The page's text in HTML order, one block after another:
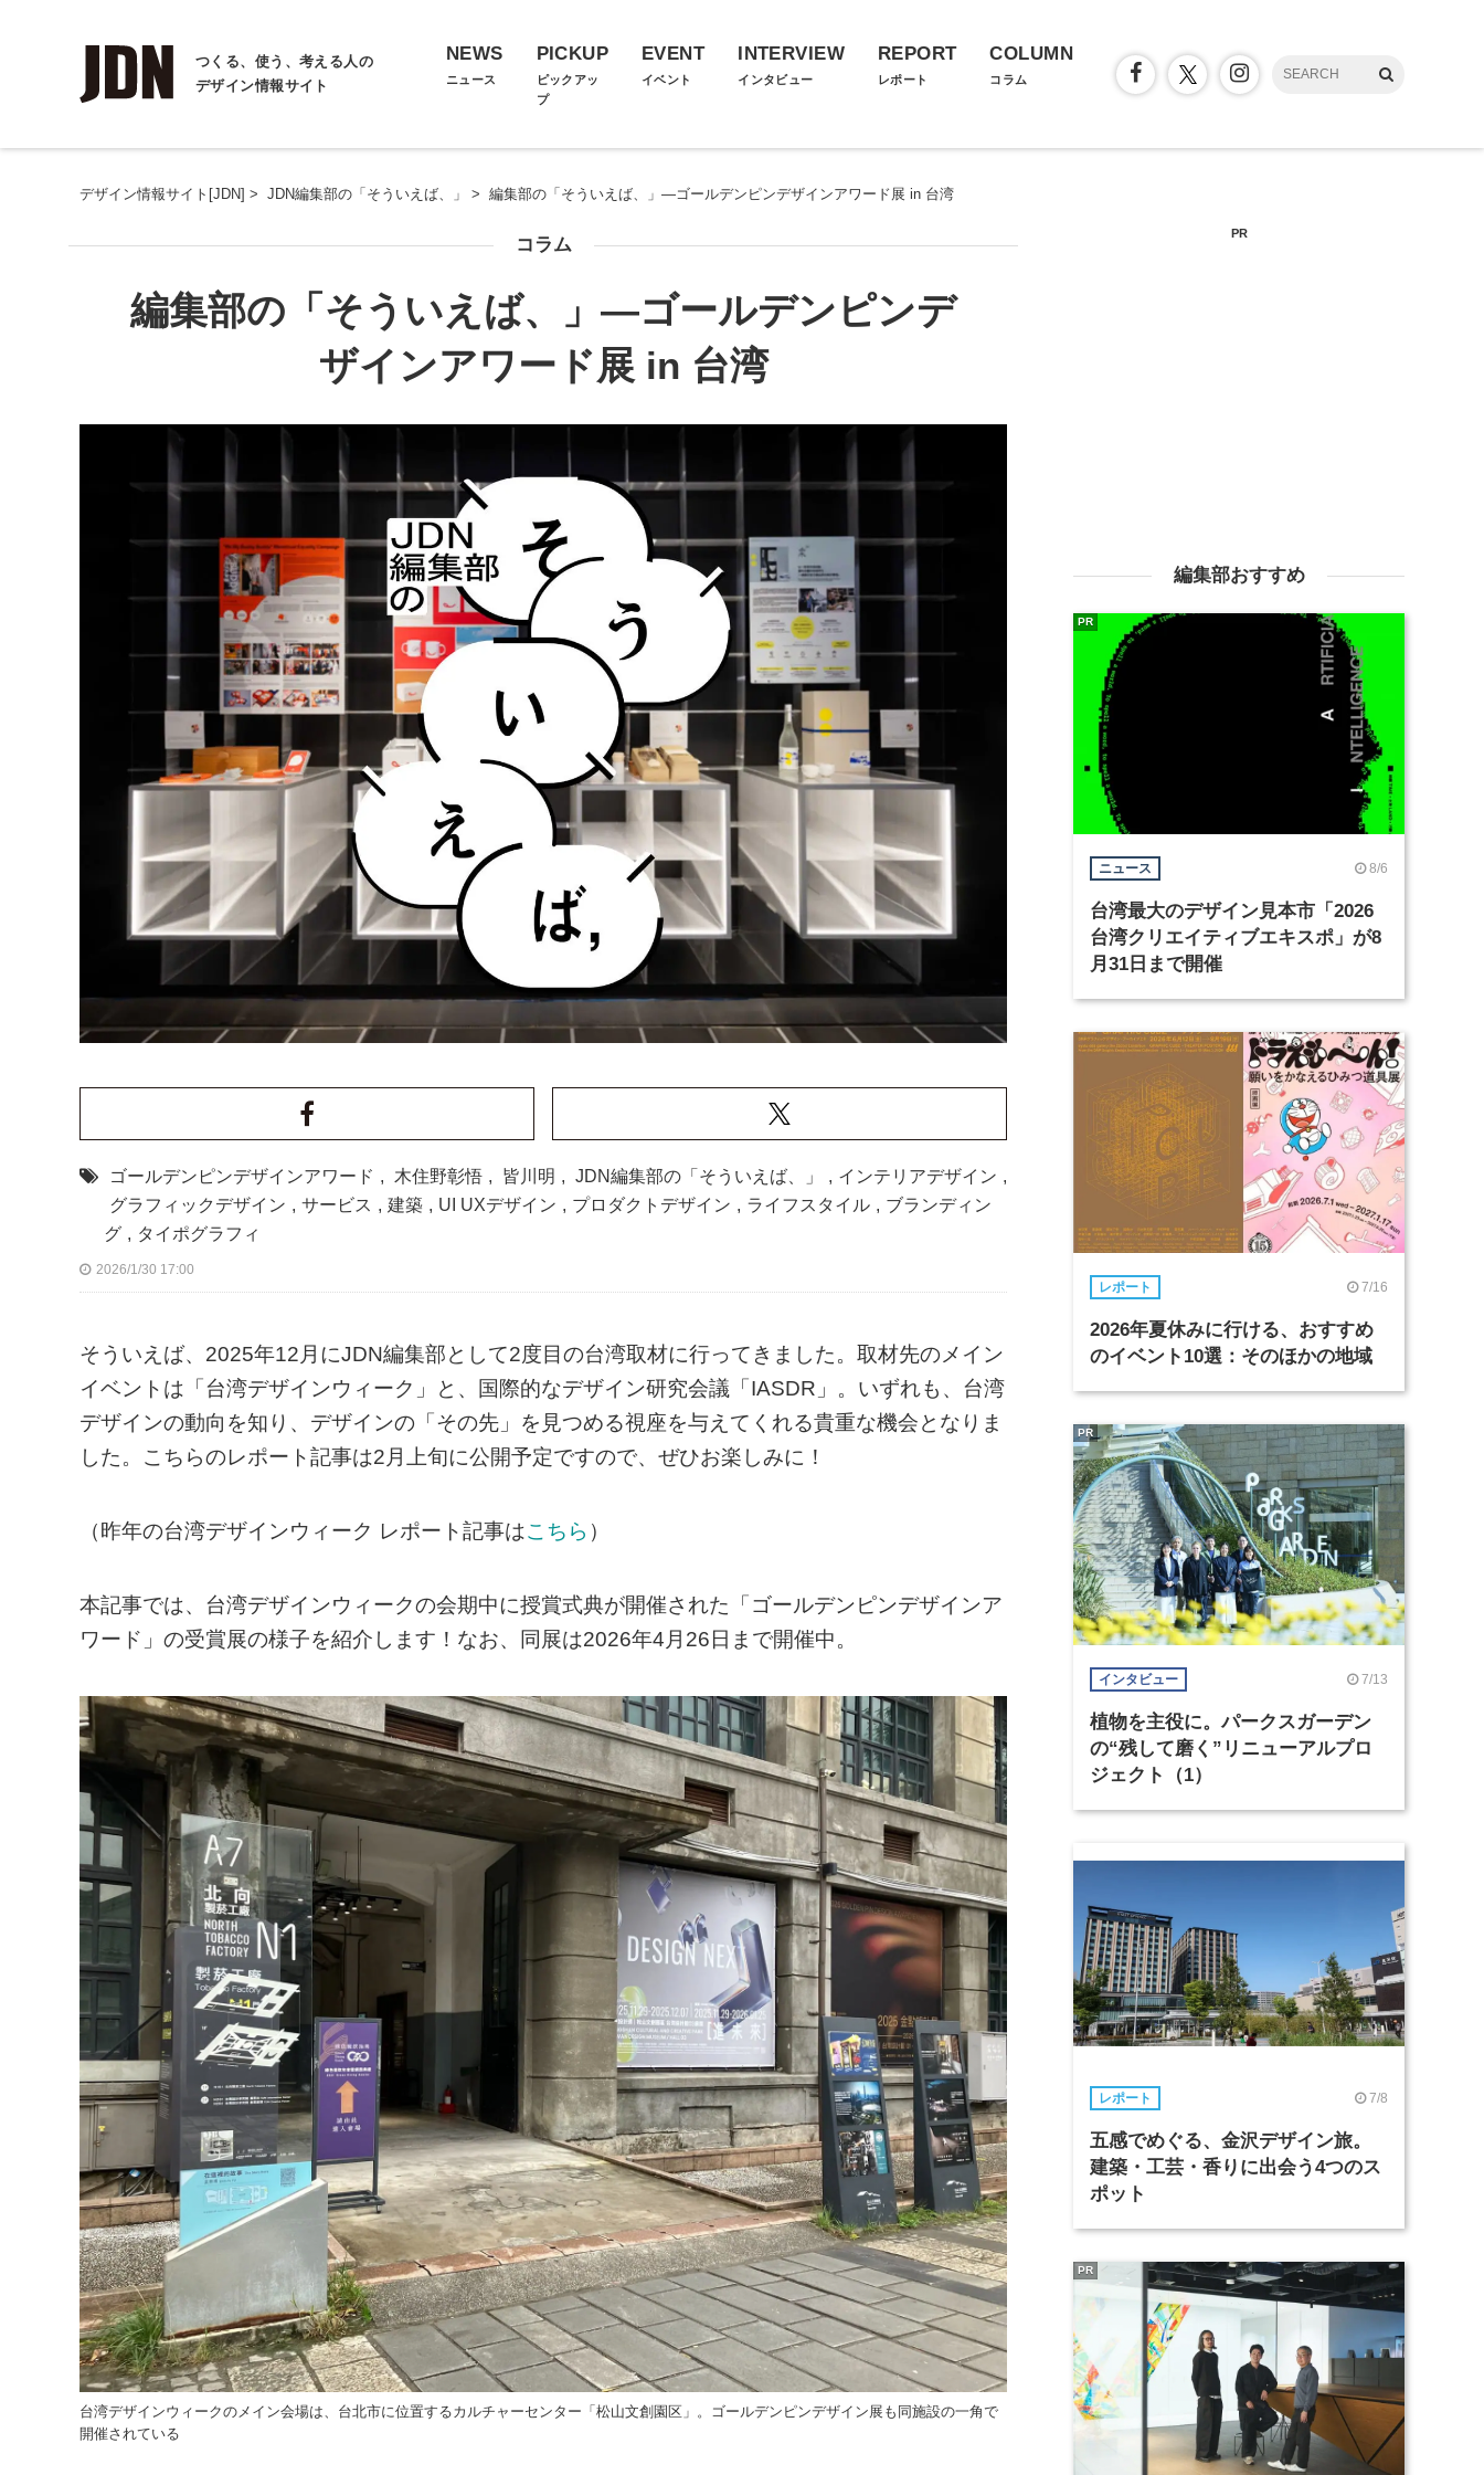
つくる、使う、考える人の
デザイン情報サイト
NEWS
ニュース
PICKUP
ピックアッ
プ
EVENT
イベント
INTERVIEW
インタビュー
REPORT
レポート
COLUMN
コラム
デザイン情報サイト[JDN] > JDN編集部の「そういえば、」 > 編集部の「そういえば、」―ゴールデンピンデザインアワード展 in 台湾
コラム
編集部の「そういえば、」―ゴールデンピンデ
ザインアワード展 in 台湾
ゴールデンピンデザインアワード , 木住野彰悟 , 皆川明 , JDN編集部の「そういえば、」 , インテリアデザイン ,
グラフィックデザイン , サービス , 建築 , UI UXデザイン , プロダクトデザイン , ライフスタイル , ブランディン
グ , タイポグラフィ
2026/1/30 17:00
そういえば、2025年12月にJDN編集部として2度目の台湾取材に行ってきました。取材先のメイン
イベントは「台湾デザインウィーク」と、国際的なデザイン研究会議「IASDR」。いずれも、台湾
デザインの動向を知り、デザインの「その先」を見つめる視座を与えてくれる貴重な機会となりま
した。こちらのレポート記事は2月上旬に公開予定ですので、ぜひお楽しみに！
（昨年の台湾デザインウィーク レポート記事はこちら ）
本記事では、台湾デザインウィークの会期中に授賞式典が開催された「ゴールデンピンデザインア
ワード」の受賞展の様子を紹介します！なお、同展は2026年4月26日まで開催中。
台湾デザインウィークのメイン会場は、台北市に位置するカルチャーセンター「松山文創園区」。ゴールデンピンデザイン展も同施設の一角で
開催されている
PR
編集部おすすめ
ニュース 8/6
台湾最大のデザイン見本市「2026
台湾クリエイティブエキスポ」が8
月31日まで開催
PR
レポート 7/16
2026年夏休みに行ける、おすすめ
のイベント10選：そのほかの地域
インタビュー 7/13
植物を主役に。パークスガーデン
の“残して磨く”リニューアルプロ
ジェクト（1）
PR
レポート 7/8
五感でめぐる、金沢デザイン旅。
建築・工芸・香りに出会う4つのス
ポット
PR